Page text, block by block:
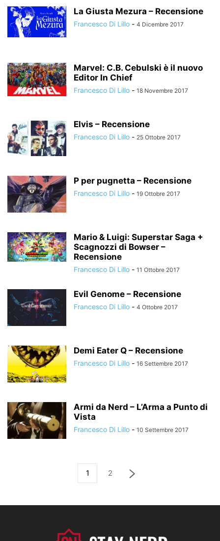
La Giusta Mezura – Recensione
Francesco Di Lillo - 4 Dicembre 2017
Marvel: C.B. Cebulski è il nuovo
Editor In Chief
Francesco Di Lillo - 18 Novembre 2017
Elvis – Recensione
Francesco Di Lillo - 25 Ottobre 2017
P per pugnetta – Recensione
Francesco Di Lillo - 19 Ottobre 2017
Mario & Luigi: Superstar Saga +
Scagnozzi di Bowser –
Recensione
Francesco Di Lillo - 11 Ottobre 2017
Evil Genome – Recensione
Francesco Di Lillo - 4 Ottobre 2017
Demi Eater Q – Recensione
Francesco Di Lillo - 16 Settembre 2017
Armi da Nerd – L’Arma a Punto di
Vista
Francesco Di Lillo - 10 Settembre 2017
1 2